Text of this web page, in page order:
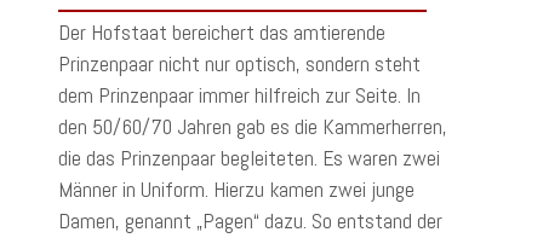
Der Hofstaat bereichert das amtierende
Prinzenpaar nicht nur optisch, sondern steht
dem Prinzenpaar immer hilfreich zur Seite. In
den 50/60/70 Jahren gab es die Kammerherren,
die das Prinzenpaar begleiteten. Es waren zwei
Männer in Uniform. Hierzu kamen zwei junge
Damen, genannt „Pagen“ dazu. So entstand der